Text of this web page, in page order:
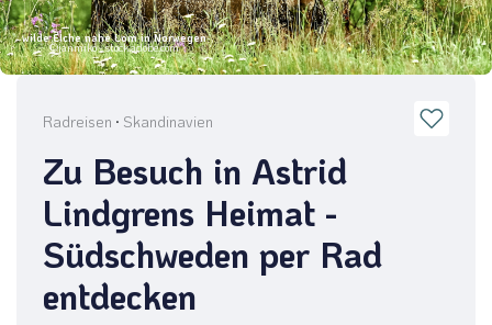
wilde Elche nahe Lom in Norwegen
©janmiko - stock.adobe.com
Radreisen · Skandinavien
Zu Besuch in Astrid
Lindgrens Heimat -
Südschweden per Rad
entdecken